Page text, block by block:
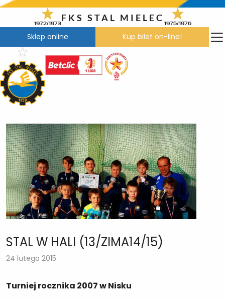
Przejdź
treści
1972/1973
FKS STAL MIELEC
1975/1976
Sklep online Kup bilet on-line!
STAL W HALI (13/ZIMA14/15)
24 lutego 2015
Turniej rocznika 2007 w Nisku